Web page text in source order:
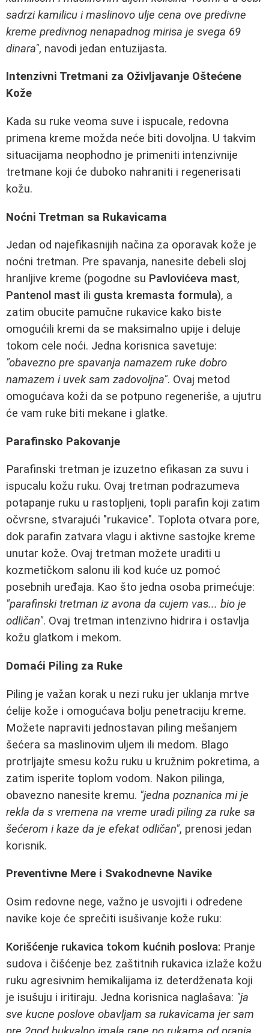
sadrzi kamilicu i maslinovo ulje cena ove predivne
kreme predivnog nenapadnog mirisa je svega 69
dinara", navodi jedan entuzijasta.
Intenzivni Tretmani za Oživljavanje Oštećene
Kože
Kada su ruke veoma suve i ispucale, redovna
primena kreme možda neće biti dovoljna. U takvim
situacijama neophodno je primeniti intenzivnije
tretmane koji će duboko nahraniti i regenerisati
kožu.
Noćni Tretman sa Rukavicama
Jedan od najefikasnijih načina za oporavak kože je
noćni tretman. Pre spavanja, nanesite debeli sloj
hranljive kreme (pogodne su Pavlovićeva mast,
Pantenol mast ili gusta kremasta formula), a
zatim obucite pamučne rukavice kako biste
omogućili kremi da se maksimalno upije i deluje
tokom cele noći. Jedna korisnica savetuje:
"obavezno pre spavanja namazem ruke dobro
namazem i uvek sam zadovoljna". Ovaj metod
omogućava koži da se potpuno regeneriše, a ujutru
će vam ruke biti mekane i glatke.
Parafinsko Pakovanje
Parafinski tretman je izuzetno efikasan za suvu i
ispucalu kožu ruku. Ovaj tretman podrazumeva
potapanje ruku u rastopljeni, topli parafin koji zatim
očvrsne, stvarajući "rukavice". Toplota otvara pore,
dok parafin zatvara vlagu i aktivne sastojke kreme
unutar kože. Ovaj tretman možete uraditi u
kozmetičkom salonu ili kod kuće uz pomoć
posebnih uređaja. Kao što jedna osoba primećuje:
"parafinski tretman iz avona da cujem vas... bio je
odličan". Ovaj tretman intenzivno hidrira i ostavlja
kožu glatkom i mekom.
Domaći Piling za Ruke
Piling je važan korak u nezi ruku jer uklanja mrtve
ćelije kože i omogućava bolju penetraciju kreme.
Možete napraviti jednostavan piling mešanjem
šećera sa maslinovim uljem ili medom. Blago
protrljajte smesu kožu ruku u kružnim pokretima, a
zatim isperite toplom vodom. Nakon pilinga,
obavezno nanesite kremu. "jedna poznanica mi je
rekla da s vremena na vreme uradi piling za ruke sa
šećerom i kaze da je efekat odličan", prenosi jedan
korisnik.
Preventivne Mere i Svakodnevne Navike
Osim redovne nege, važno je usvojiti i odredene
navike koje će sprečiti isušivanje kože ruku:
Korišćenje rukavica tokom kućnih poslova: Pranje
sudova i čišćenje bez zaštitnih rukavica izlaže kožu
ruku agresivnim hemikalijama iz deterdženata koji
je isušuju i iritiraju. Jedna korisnica naglašava: "ja
sve kucne poslove obavljam sa rukavicama jer sam